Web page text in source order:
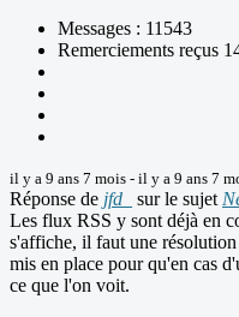
Messages : 11543
Remerciements reçus
il y a 9 ans 7 mois - il y a 9 ans 7
Réponse de jfd_ sur le sujet
Les flux RSS y sont déjà en
s'affiche, il faut une
mis en place pour qu'en cas
ce que l'on voit.